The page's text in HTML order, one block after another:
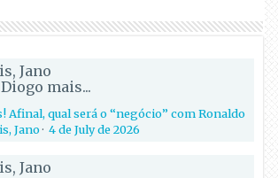
Jano
mais...
Afinal, qual será o “negócio” com Ronaldo
Jano·4 de July de 2026
Jano